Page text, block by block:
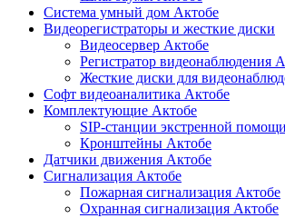
Система умный дом Актобе
Видеорегистраторы и жесткие диски
Видеосервер Актобе
Регистратор видеонаблюдения
Жесткие диски для
Софт видеоаналитика Актобе
Комплектующие Актобе
SIP-станции экстренной
Кронштейны Актобе
Датчики движения Актобе
Сигнализация Актобе
Пожарная сигнализация Актобе
Охранная сигнализация Актобе